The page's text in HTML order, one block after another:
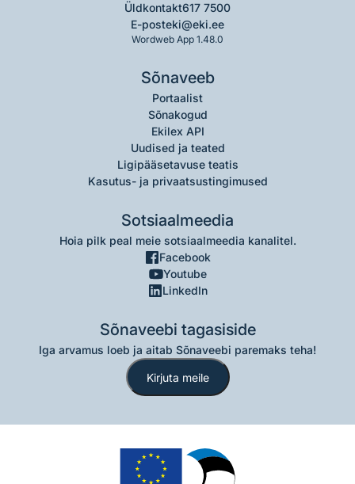
Üldkontakt617 7500
E-posteki@eki.ee
Wordweb App 1.48.0
Sõnaveeb
Portaalist
Sõnakogud
Ekilex API
Uudised ja teated
Ligipääsetavuse teatis
Kasutus- ja privaatsustingimused
Sotsiaalmeedia
Hoia pilk peal meie sotsiaalmeedia kanalitel.
Facebook
Youtube
LinkedIn
Sõnaveebi tagasiside
Iga arvamus loeb ja aitab Sõnaveebi paremaks teha!
Kirjuta meile